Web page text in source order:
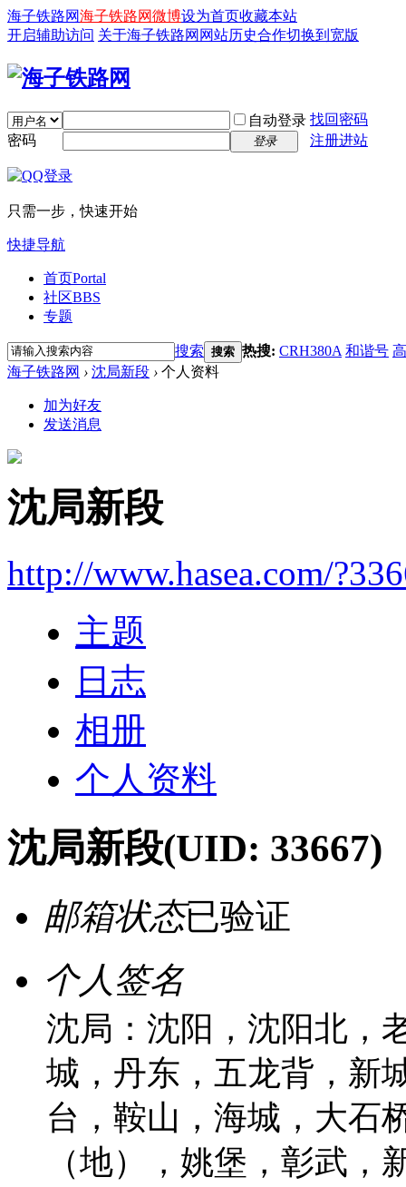
海子铁路网海子铁路网微博设为首页收藏本站
开启辅助访问 关于海子铁路网 网站历史合作切换到宽版
自动登录 找回密码
密码
登录 注册进站
只需一步，快速开始
快捷导航
首页Portal
社区BBS
专题
搜索 搜索 热搜: CRH380A 和谐号
海子铁路网 › 沈局新段 › 个人资料
加为好友
发送消息
沈局新段
http://www.hasea.com/
主题
日志
相册
个人资料
沈局新段(UID: 33667)
邮箱状态已验证
个人签名
沈局：沈阳，沈阳北，
城，丹东，五龙背，新
台，鞍山，海城，大石
（地），姚堡，彰武